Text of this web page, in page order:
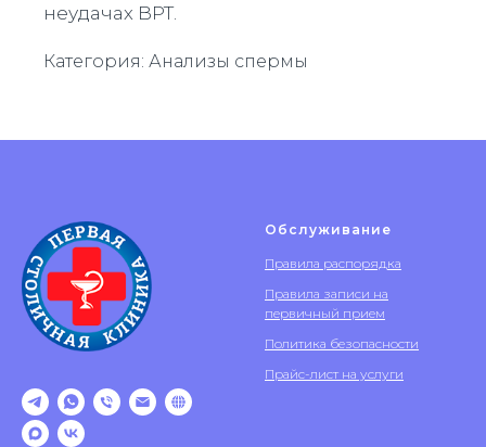
неудачах ВРТ.
Категория: Анализы спермы
Обслуживание
Правила распорядка
Правила записи на
первичный прием
Политика безопасности
Прайс-лист на услуги